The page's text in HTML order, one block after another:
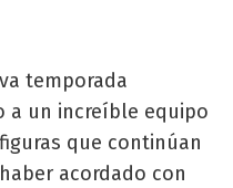
temporada
un increíble equipo
que continúan
acordado con